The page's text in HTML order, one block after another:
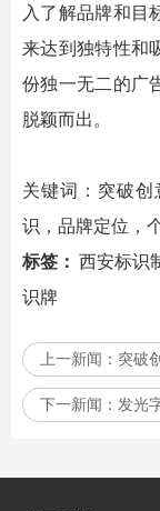
入了解品牌和目
来达到独特性和
份独一无二的广
脱颖而出。
关键词：突破创
识 ，品牌定位，
标签： 西安标识
识牌
上一新闻： 突破
下一新闻： 发光